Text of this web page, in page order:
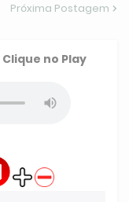
Próxima Postagem
Clique no Play